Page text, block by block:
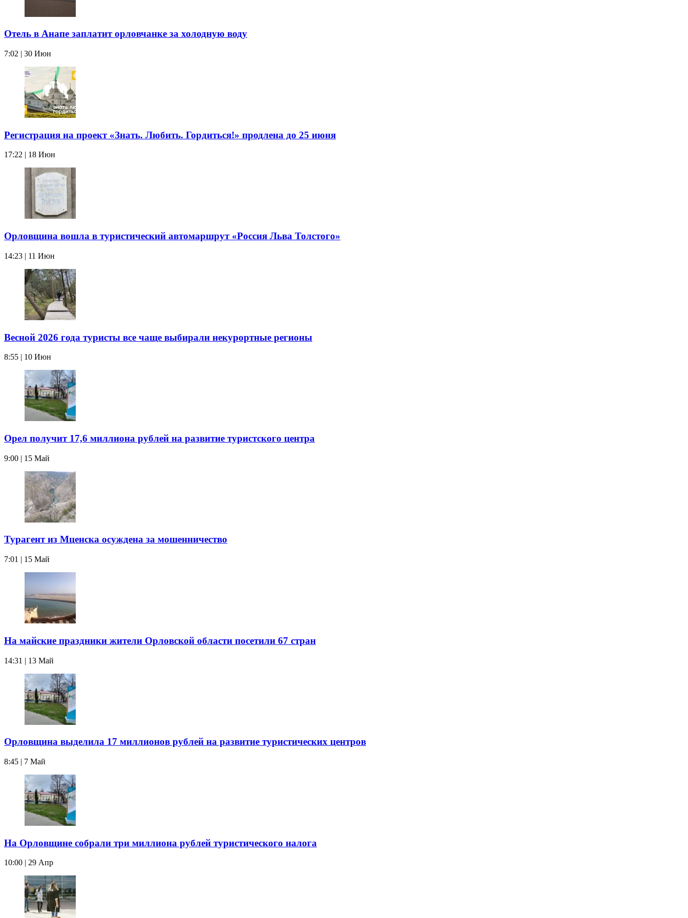
Отель в Анапе заплатит орловчанке за холодную воду
7:02 | 30 Июн
Регистрация на проект «Знать. Любить. Гордиться!» продлена до 25 июня
17:22 | 18 Июн
Орловщина вошла в туристический автомаршрут «Россия Льва Толстого»
14:23 | 11 Июн
Весной 2026 года туристы все чаще выбирали некурортные регионы
8:55 | 10 Июн
Орел получит 17,6 миллиона рублей на развитие туристского центра
9:00 | 15 Май
Турагент из Мценска осуждена за мошенничество
7:01 | 15 Май
На майские праздники жители Орловской области посетили 67 стран
14:31 | 13 Май
Орловщина выделила 17 миллионов рублей на развитие туристических центров
8:45 | 7 Май
На Орловщине собрали три миллиона рублей туристического налога
10:00 | 29 Апр